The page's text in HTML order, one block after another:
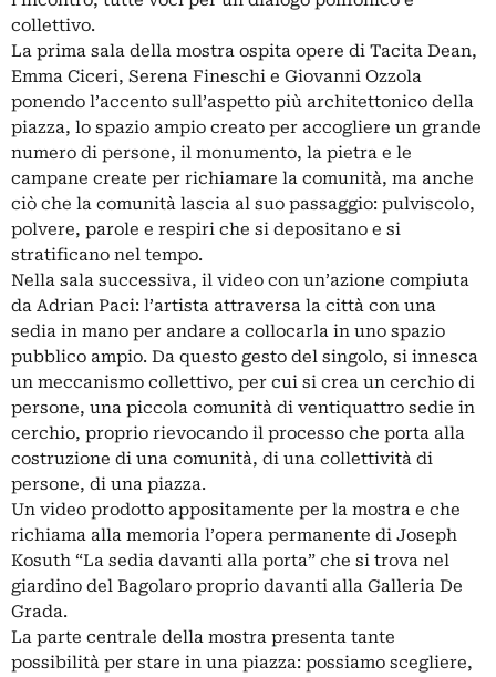
collettivo.
La prima sala della mostra ospita opere di Tacita Dean,
Emma Ciceri, Serena Fineschi e Giovanni Ozzola
ponendo l’accento sull’aspetto più architettonico della
piazza, lo spazio ampio creato per accogliere un grande
numero di persone, il monumento, la pietra e le
campane create per richiamare la comunità, ma anche
ciò che la comunità lascia al suo passaggio: pulviscolo,
polvere, parole e respiri che si depositano e si
stratificano nel tempo.
Nella sala successiva, il video con un’azione compiuta
da Adrian Paci: l’artista attraversa la città con una
sedia in mano per andare a collocarla in uno spazio
pubblico ampio. Da questo gesto del singolo, si innesca
un meccanismo collettivo, per cui si crea un cerchio di
persone, una piccola comunità di ventiquattro sedie in
cerchio, proprio rievocando il processo che porta alla
costruzione di una comunità, di una collettività di
persone, di una piazza.
Un video prodotto appositamente per la mostra e che
richiama alla memoria l’opera permanente di Joseph
Kosuth “La sedia davanti alla porta” che si trova nel
giardino del Bagolaro proprio davanti alla Galleria De
Grada.
La parte centrale della mostra presenta tante
possibilità per stare in una piazza: possiamo scegliere,